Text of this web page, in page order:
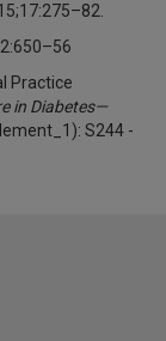
Practice
in Diabetes—
S244 -